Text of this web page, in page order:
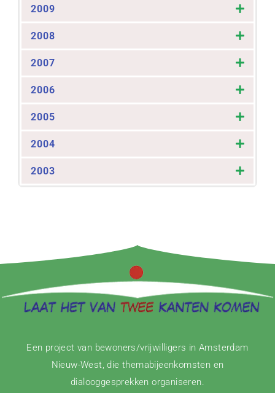
2009
2008
2007
2006
2005
2004
2003
Een project van bewoners/vrijwilligers in Amsterdam
Nieuw-West, die themabijeenkomsten en
dialooggesprekken organiseren.